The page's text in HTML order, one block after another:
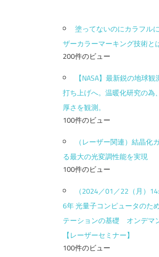
塗ってないのにカラフル
ザーカラーマーキング技術と
200件のビュー
【NASA】最新鋭の地球
打ち上げへ。温暖化研究の為
厚さを観測。
100件のビュー
（レーザー関連）結晶化
る最大の光変調性能を実現
100件のビュー
（2024／01／22（月）
6年 光量子コンピュータのた
テーションの基礎 オンデマ
【レーザーセミナー】
100件のビュー